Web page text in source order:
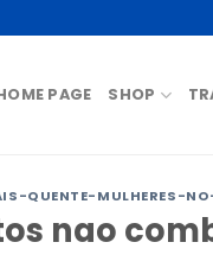
PAGE SHOP
QUENTE-MULHERES-
nao